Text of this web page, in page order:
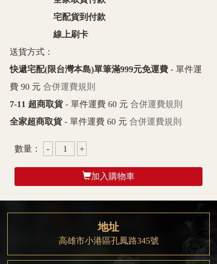
宅配貨到付款
線上刷卡
送貨方式：
快遞宅配(限台灣本島)單筆滿999元免運費 - 單件運
費 90 元 合併運費規則
7-11 超商取貨- 單件運費 60 元 合併運費規則
全家超商取貨- 單件運費 60 元 合併運費規則
數量：
加入購物車
地址
高雄市小港區孔鳳路345號